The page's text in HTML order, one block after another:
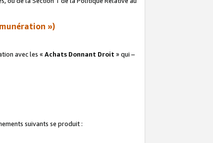
»)
avec les « Achats Donnant Droit » qui –
suivants se produit :